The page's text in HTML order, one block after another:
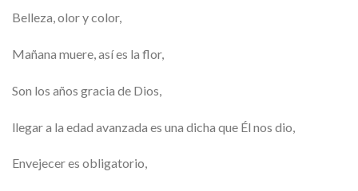
Belleza, olor y color,
Mañana muere, así es la flor,
Son los años gracia de Dios,
llegar a la edad avanzada es una dicha que Él nos dio,
Envejecer es obligatorio,